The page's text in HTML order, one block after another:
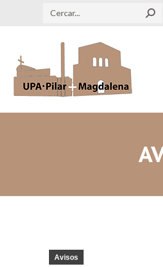
Search:
Avisos